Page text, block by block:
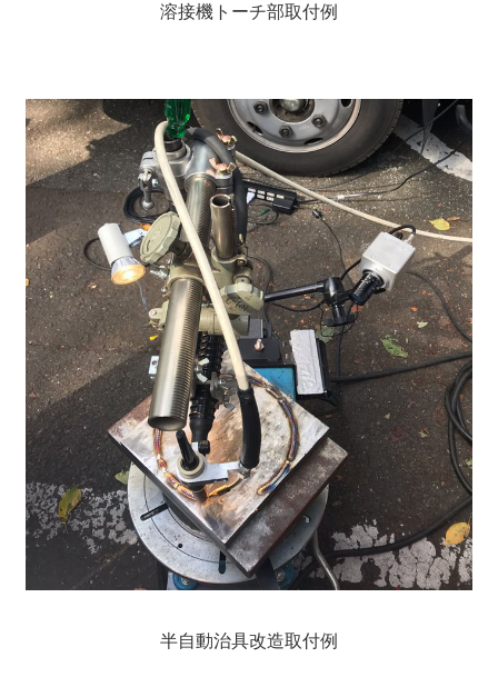
溶接機トーチ部取付例
半自動治具改造取付例